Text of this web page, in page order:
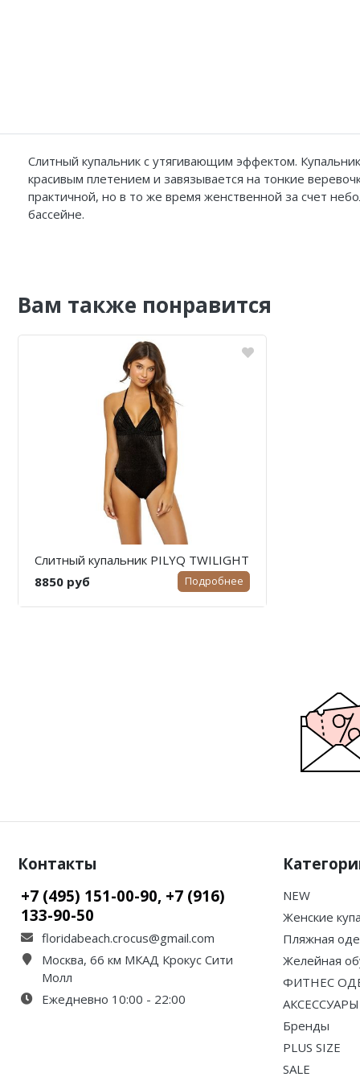
Слитный купальник с утягивающим эффектом.
красивым плетением и завязывается на тонкие
практичной, но в то же время женственной за счет
бассейне.
Вам также понравится
Слитный купальник PILYQ TWILIGHT
8850 руб
Подробнее
Контакты
+7 (495) 151-00-90, +7 (916)
133-90-50
floridabeach.crocus@gmail.com
Москва, 66 км МКАД Крокус Сити
Молл
Ежедневно 10:00 - 22:00
NEW
Женские
Пляжная
Желейная
ФИТНЕС
АКСЕССУАРЫ
Бренды
PLUS SIZE
SALE